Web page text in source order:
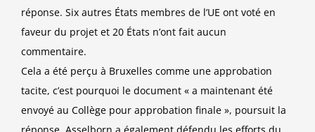
réponse. Six autres États membres de l’UE ont voté en
faveur du projet et 20 États n’ont fait aucun
commentaire.
Cela a été perçu à Bruxelles comme une approbation
tacite, c’est pourquoi le document « a maintenant été
envoyé au Collège pour approbation finale », poursuit la
réponse. Asselborn a également défendu les efforts du